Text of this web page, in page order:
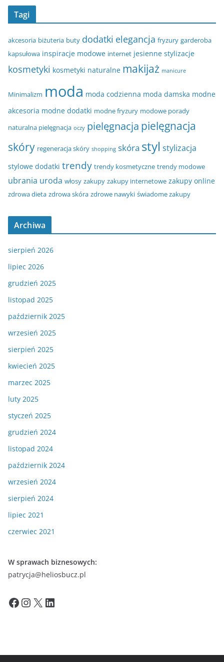
Tagi
akcesoria biżuteria buty dodatki elegancja fryzury garderoba
kapsułowa inspiracje modowe internet jesienne stylizacje
kosmetyki kosmetyki naturalne makijaż manicure
Minimalizm moda moda codzienna moda damska modne
akcesoria modne dodatki modne fryzury modowe porady
naturalna pielęgnacja oczy pielęgnacja pielęgnacja
skóry regeneracja skóry shopping skóra styl stylizacja
stylowe dodatki trendy trendy kosmetyczne trendy modowe
ubrania uroda włosy zakupy zakupy internetowe zakupy online
zdrowa dieta zdrowa skóra zdrowe nawyki świadome zakupy
Archiwa
sierpień 2026
lipiec 2026
grudzień 2025
listopad 2025
październik 2025
wrzesień 2025
sierpień 2025
kwiecień 2025
marzec 2025
luty 2025
styczeń 2025
grudzień 2024
listopad 2024
październik 2024
wrzesień 2024
sierpień 2024
lipiec 2021
czerwiec 2021
W sprawach biznesowych:
patrycja@heliosbucz.pl
Facebook InstagramX LinkedIn